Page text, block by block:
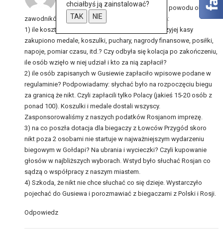
Totalna kompromitacja. I nie tylko z powodu olania
zawodników przez burmistrza. Zadam kilka pytań:
1) ile kosztowała impreza że strony Gołdapi? Z czyjej kasy
zakupiono medale, koszulki, puchary, nagrody finansowe, posiłki,
napoje, pomiar czasu, itd.? Czy odbyła się kolacja po zakończeniu,
ile osób wzięło w niej udział i kto za nią zapłacił?
2) ile osób zapisanych w Gusiewie zapłaciło wpisowe podane w
regulaminie? Podpowiadamy: słychać było na rozpoczęciu biegu
za granicą że nikt. Czyli zapłacili tylko Polacy (jakieś 15-20 osób z
ponad 100). Koszulki i medale dostali wszyscy.
Zasponsorowaliśmy z naszych podatków Rosjanom imprezę.
3) na co poszła dotacja dla biegaczy z Łowców Przygód skoro
nikt poza 2 osobami nie startuje w najważniejszym wydarzeniu
biegowym w Gołdapi? Na ubrania i wycieczki? Czyli kupowanie
głosów w najbliższych wyborach. Wstyd było słuchać Rosjan co
sądzą o współpracy z naszym miastem.
4) Szkoda, że nikt nie chce słuchać co się dzieje. Wystarczyło
pojechać do Gusiewa i porozmawiać z biegaczami z Polski i Rosji.
Odpowiedz
chciałbyś ją zainstalować?
TAK
NIE